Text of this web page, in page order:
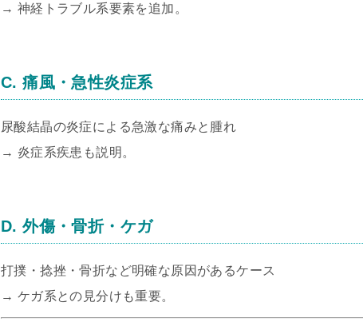
→ 神経トラブル系要素を追加。
C. 痛風・急性炎症系
尿酸結晶の炎症による急激な痛みと腫れ
→ 炎症系疾患も説明。
D. 外傷・骨折・ケガ
打撲・捻挫・骨折など明確な原因があるケース
→ ケガ系との見分けも重要。